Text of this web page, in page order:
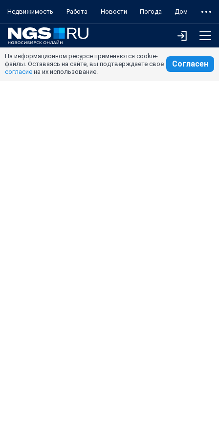
Недвижимость Работа Новости Погода Дом
На информационном ресурсе применяются cookie-
файлы. Оставаясь на сайте, вы подтверждаете свое
согласие на их использование.
Согласен